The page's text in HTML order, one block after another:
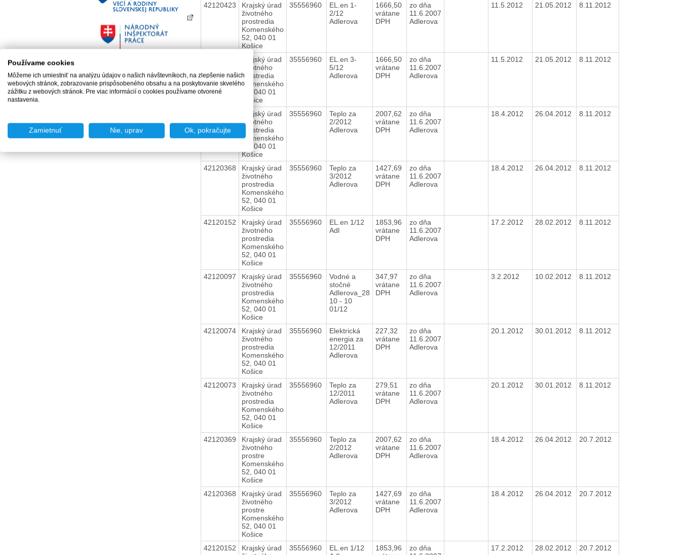
42120423
Krajský úrad
životného
prostredia
Komenského
52, 040 01
Košice
35556960
EL.en 1-
2/12
Adlerova
1666,50
vrátane
DPH
zo dňa
11.6.2007
Adlerova
11.5.2012 21.05.2012 8.11.2012
Krajský úrad
životného
prostredia
Komenského
52, 040 01
Košice
35556960
EL.en 3-
5/12
Adlerova
1666,50
vrátane
DPH
zo dňa
11.6.2007
Adlerova
11.5.2012 21.05.2012 8.11.2012
Krajský úrad
životného
prostredia
Komenského
52, 040 01
Košice
35556960
Teplo za
2/2012
Adlerova
2007,62
vrátane
DPH
zo dňa
11.6.2007
Adlerova
18.4.2012 26.04.2012 8.11.2012
42120368
Krajský úrad
životného
prostredia
Komenského
52, 040 01
Košice
35556960
Teplo za
3/2012
Adlerova
1427,69
vrátane
DPH
zo dňa
11.6.2007
Adlerova
18.4.2012 26.04.2012 8.11.2012
42120152
Krajský úrad
životného
prostredia
Komenského
52, 040 01
Košice
35556960
EL.en 1/12
Adl
1853,96
vrátane
DPH
zo dňa
11.6.2007
Adlerova
17.2.2012 28.02.2012 8.11.2012
42120097
Krajský úrad
životného
prostredia
Komenského
52, 040 01
Košice
35556960
Vodné a
stočné
Adlerova_28
10 - 10
01/12
347,97
vrátane
DPH
zo dňa
11.6.2007
Adlerova
3.2.2012 10.02.2012 8.11.2012
42120074
Krajský úrad
životného
prostredia
Komenského
52, 040 01
Košice
35556960
Elektrická
energia za
12/2011
Adlerova
227,32
vrátane
DPH
zo dňa
11.6.2007
Adlerova
20.1.2012 30.01.2012 8.11.2012
42120073
Krajský úrad
životného
prostredia
Komenského
52, 040 01
Košice
35556960
Teplo za
12/2011
Adlerova
279,51
vrátane
DPH
zo dňa
11.6.2007
Adlerova
20.1.2012 30.01.2012 8.11.2012
42120369
Krajský úrad
životného
prostre
Komenského
52, 040 01
Košice
35556960
Teplo za
2/2012
Adlerova
2007,62
vrátane
DPH
zo dňa
11.6.2007
Adlerova
18.4.2012 26.04.2012 20.7.2012
42120368
Krajský úrad
životného
prostre
Komenského
52, 040 01
Košice
35556960
Teplo za
3/2012
Adlerova
1427,69
vrátane
DPH
zo dňa
11.6.2007
Adlerova
18.4.2012 26.04.2012 20.7.2012
42120152
Krajský úrad
35556960
EL.en 1/12
1853,96
zo dňa
17.2.2012 28.02.2012 20.7.2012
Používame cookies
Môžeme ich umiestniť na analýzu údajov o našich návštevníkoch, na zlepšenie našich
webových stránok, zobrazovanie prispôsobeného obsahu a na poskytovanie skvelého
zážitku z webových stránok. Pre viac informácií o cookies používame otvorené
nastavenia.
Zamietnuť Nie, uprav Ok, pokračujte